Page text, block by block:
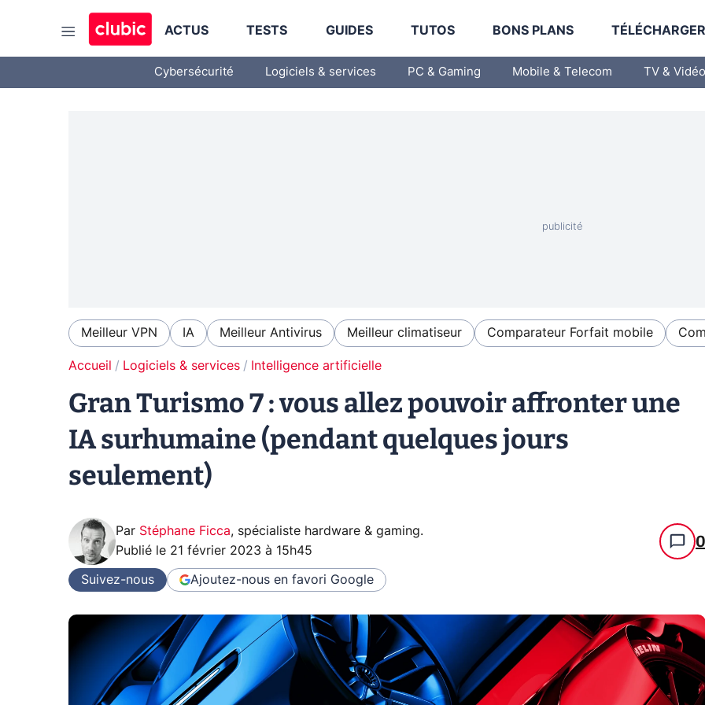
ACTUS TESTS GUIDES TUTOS BONS PLANS
Cybersécurité Logiciels & services PC & Gaming Mobile & Telecom TV & Vidéo
Meilleur VPN IA Meilleur Antivirus Meilleur climatiseur Comparateur Forfait mobile
Accueil Logiciels & services Intelligence artificielle
Gran Turismo 7 : vous allez pouvoir affronter une
IA surhumaine (pendant quelques jours
seulement)
Par Stéphane Ficca, spécialiste hardware & gaming.
Publié le 21 février 2023 à 15h45 0
Suivez-nous Ajoutez-nous en favori Google